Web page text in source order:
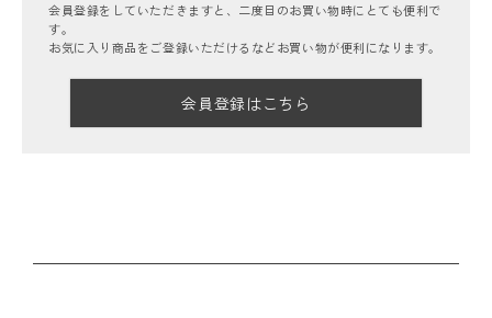
会員登録をしていただきますと、二度目のお買い物時にとても便利で
す。
お気に入り商品をご登録いただけるなどお買い物が便利になります。
会員登録はこちら